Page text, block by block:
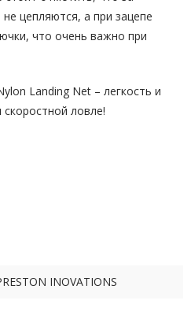
цепляются, а при зацепе
что очень важно при
Landing Net – легкость и
ловле!
INOVATIONS